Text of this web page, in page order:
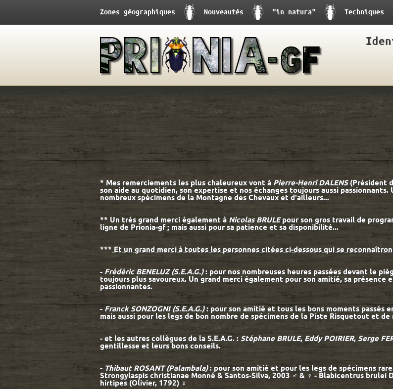
Zones géographiques Nouveautés "in natura" Techniques
* Mes remerciements les plus chaleureux vont à Pierre-Henri DALENS(Président
son aide au quotidien, son expertise et nos échanges toujours aussi
nombreux spécimens de la Montagne des Chevaux et d'ailleurs...
** Un très grand merci également à Nicolas BRULEpour son gros travail de
ligne de Prionia-gf ; mais aussi pour sa patience et sa disponibilité...
***Et un grand merci à toutes les personnes citées ci-dessous qui se
-Frédéric BENELUZ (S.E.A.G.): pour nos nombreuses heures passées devant le
toujours plus savoureux. Un grand merci également pour son amitié, sa présence
passionnantes.
-Franck SONZOGNI (S.E.A.G.): pour son amitié et tous les bons moments passés
mais aussi pour les legs de bon nombre de spécimens de la Piste Risquetout et
- et les autres collègues de la S.E.A.G. : Stéphane BRULE, Eddy POIRIER,Serge
gentillesse et leurs bons conseils.
-Thibaut ROSANT (Palambala): pour son amitié et pour les legs de spécimens
Strongylaspis christianae Monné & Santos-Silva, 2003 ♂ & ♀ - Blabicentrus brulei
hirtipes (Olivier, 1792) ♀